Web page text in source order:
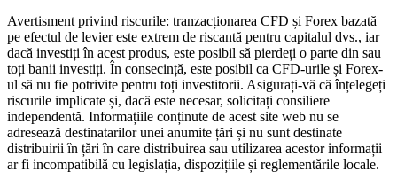
Avertisment privind riscurile: tranzacționarea CFD și Forex bazată
pe efectul de levier este extrem de riscantă pentru capitalul dvs., iar
dacă investiți în acest produs, este posibil să pierdeți o parte din sau
toți banii investiți. În consecință, este posibil ca CFD-urile și Forex-
ul să nu fie potrivite pentru toți investitorii. Asigurați-vă că înțelegeți
riscurile implicate și, dacă este necesar, solicitați consiliere
independentă. Informațiile conținute de acest site web nu se
adresează destinatarilor unei anumite țări și nu sunt destinate
distribuirii în țări în care distribuirea sau utilizarea acestor informații
ar fi incompatibilă cu legislația, dispozițiile și reglementările locale.